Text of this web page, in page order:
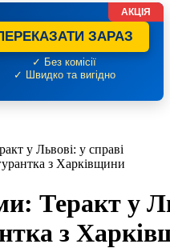
ЗАРАЗ
✓ Без комісії
✓ Швидко та вигідно
АКЦІЯ
у Львові: у справі
з Харківщини
Теракт у
з